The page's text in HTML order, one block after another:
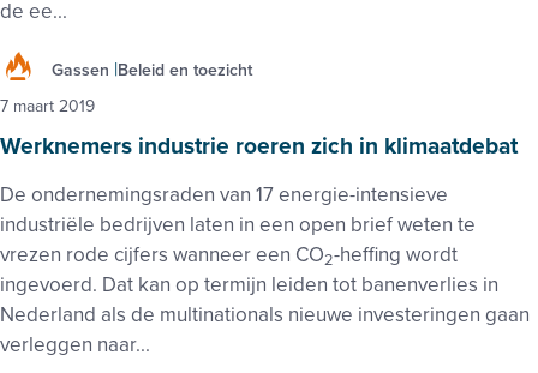
de ee...
Gassen Beleid en toezicht
Werknemers industrie roeren zich in klimaatdebat
De ondernemingsraden van 17 energie-intensieve
industriële bedrijven laten in een open brief weten te
vrezen rode cijfers wanneer een CO2-heffing wordt
ingevoerd. Dat kan op termijn leiden tot banenverlies in
Nederland als de multinationals nieuwe investeringen gaan
verleggen naar...
7 maart 2019